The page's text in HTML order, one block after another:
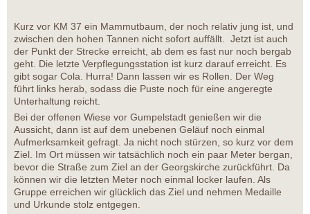
Kurz vor KM 37 ein Mammutbaum, der noch relativ jung ist, und
zwischen den hohen Tannen nicht sofort auffällt. Jetzt ist auch
der Punkt der Strecke erreicht, ab dem es fast nur noch bergab
geht. Die letzte Verpflegungsstation ist kurz darauf erreicht. Es
gibt sogar Cola. Hurra! Dann lassen wir es Rollen. Der Weg
führt links herab, sodass die Puste noch für eine angeregte
Unterhaltung reicht.
Bei der offenen Wiese vor Gumpelstadt genießen wir die
Aussicht, dann ist auf dem unebenen Geläuf noch einmal
Aufmerksamkeit gefragt. Ja nicht noch stürzen, so kurz vor dem
Ziel. Im Ort müssen wir tatsächlich noch ein paar Meter bergan,
bevor die Straße zum Ziel an der Georgskirche zurückführt. Da
können wir die letzten Meter noch einmal locker laufen. Als
Gruppe erreichen wir glücklich das Ziel und nehmen Medaille
und Urkunde stolz entgegen.